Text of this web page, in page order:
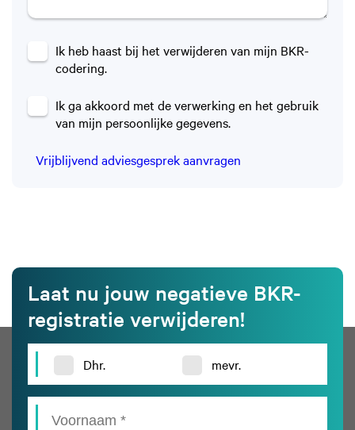
Ik heb haast bij het verwijderen van mijn BKR-
codering.
Ik ga akkoord met de verwerking en het gebruik
van mijn persoonlijke gegevens.
Vrijblijvend adviesgesprek aanvragen
Laat nu jouw negatieve BKR-
registratie verwijderen!
Dhr. mevr.